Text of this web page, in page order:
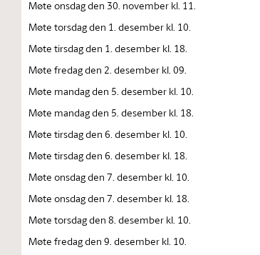
Møte onsdag den 30. november kl. 11.
Møte torsdag den 1. desember kl. 10.
Møte tirsdag den 1. desember kl. 18.
Møte fredag den 2. desember kl. 09.
Møte mandag den 5. desember kl. 10.
Møte mandag den 5. desember kl. 18.
Møte tirsdag den 6. desember kl. 10.
Møte tirsdag den 6. desember kl. 18.
Møte onsdag den 7. desember kl. 10.
Møte onsdag den 7. desember kl. 18.
Møte torsdag den 8. desember kl. 10.
Møte fredag den 9. desember kl. 10.